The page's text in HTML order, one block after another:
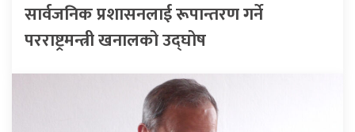
सार्वजनिक प्रशासनलाई रूपान्तरण गर्ने
परराष्ट्रमन्त्री खनालको उद्घोष